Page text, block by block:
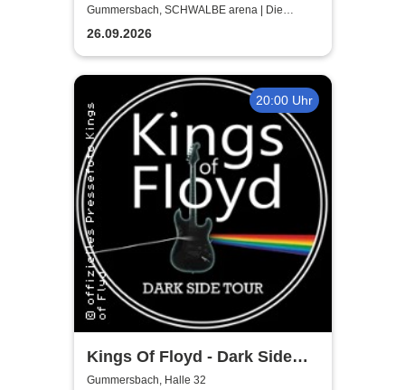
Evening Europe
Gummersbach, SCHWALBE arena | Die
Schwalbe Arena Gummersbach
26.09.2026
20:00 Uhr
Kings Of Floyd - Dark Side
Tour
Gummersbach, Halle 32